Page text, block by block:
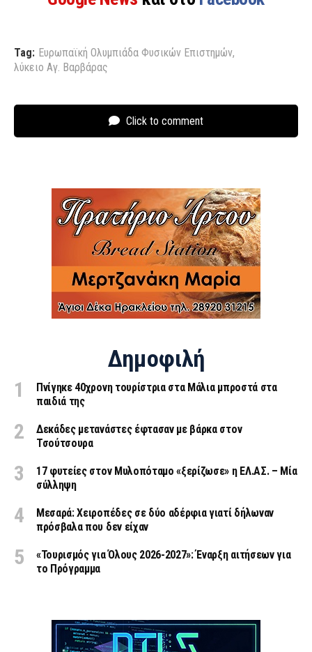
Tag: Ευρωπαϊκή Ολυμπιάδα Φυσικών Επιστημών,
λύκειο Αγ. Βαρβάρας
Click to comment
Δημοφιλή
Πνίγηκε 40χρονη τουρίστρια στα Μάλια μπροστά στα
παιδιά της
Δεκάδες μετανάστες έφτασαν με βάρκα στον
Τσούτσουρα
17 φυτείες στον Μυλοπόταμο «ξερίζωσε» η ΕΛ.ΑΣ. – Μία
σύλληψη
Μεσαρά: Χειροπέδες σε δύο αδέρφια γιατί δήλωναν
πρόσβαλα που δεν είχαν
«Τουρισμός για Όλους 2026-2027»: Έναρξη αιτήσεων για
το Πρόγραμμα